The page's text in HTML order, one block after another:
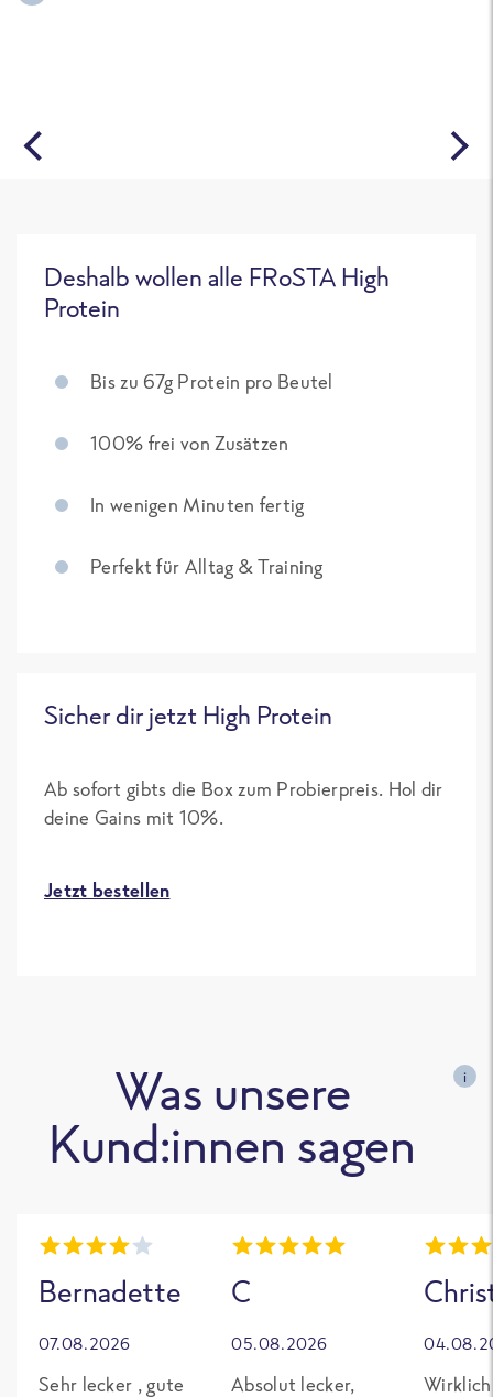
Deshalb wollen alle FRoSTA High
Protein
Bis zu 67g Protein pro Beutel
100% frei von Zusätzen
In wenigen Minuten fertig
Perfekt für Alltag & Training
Sicher dir jetzt High Protein
Ab sofort gibts die Box zum Probierpreis. Hol dir
deine Gains mit 10%.
Jetzt bestellen
Was unsere
Kund:innen sagen
i
Bernadette
07.08.2026
Sehr lecker , gute
C
05.08.2026
Absolut lecker,